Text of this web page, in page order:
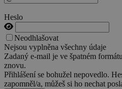
Heslo
Neodhlašovat
Nejsou vyplněna všechny údaje
Zadaný e-mail je ve špatném
znovu.
Přihlášení se bohužel nepovedlo.
zapomněl/a, můžeš si ho nechat